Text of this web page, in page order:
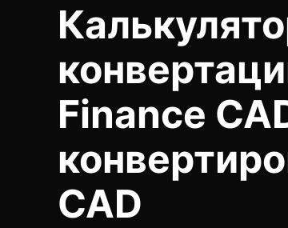
Finance
CAD